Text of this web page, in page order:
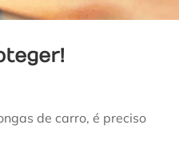
de carro, é preciso